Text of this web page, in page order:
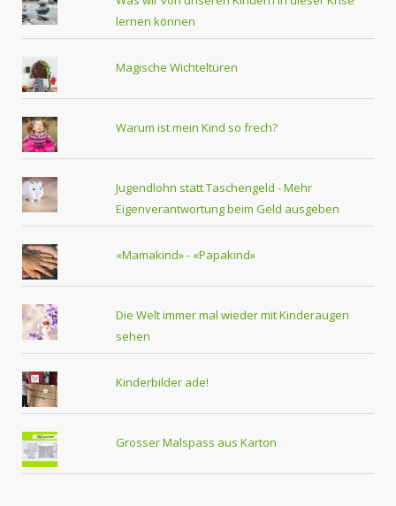
lernen können
Magische Wichteltüren
Warum ist mein Kind so frech?
Jugendlohn statt Taschengeld - Mehr
Eigenverantwortung beim Geld ausgeben
«Mamakind» - «Papakind»
Die Welt immer mal wieder mit Kinderaugen
sehen
Kinderbilder ade!
Grosser Malspass aus Karton